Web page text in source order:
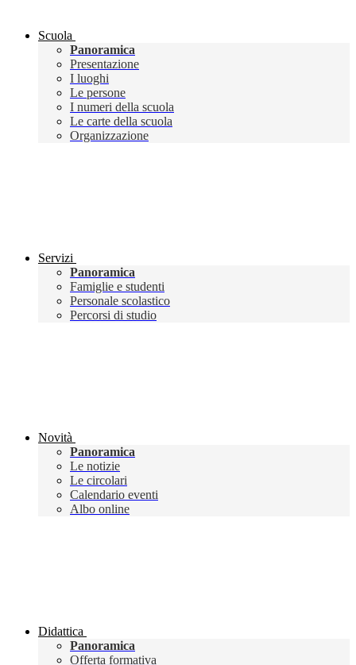
Scuola
Panoramica
Presentazione
I luoghi
Le persone
I numeri della scuola
Le carte della scuola
Organizzazione
Servizi
Panoramica
Famiglie e studenti
Personale scolastico
Percorsi di studio
Novità
Panoramica
Le notizie
Le circolari
Calendario eventi
Albo online
Didattica
Panoramica
Offerta formativa